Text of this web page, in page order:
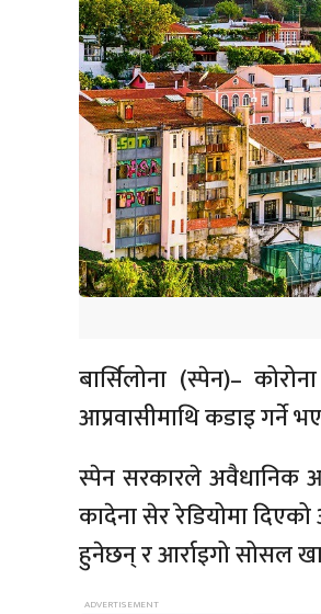
बार्सिलोना (स्पेन)–
आप्रवासीमाथि कडाइ गर्ने
स्पेन सरकारले अवैधानिक
कादेना सेर रेडियोमा
हुनेछन् र आर्राइगो सोसल